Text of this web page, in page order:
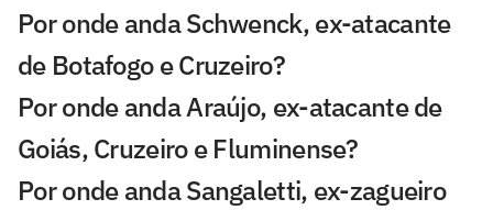
Por onde anda Schwenck, ex-atacante
de Botafogo e Cruzeiro?
Por onde anda Araújo, ex-atacante de
Goiás, Cruzeiro e Fluminense?
Por onde anda Sangaletti, ex-zagueiro